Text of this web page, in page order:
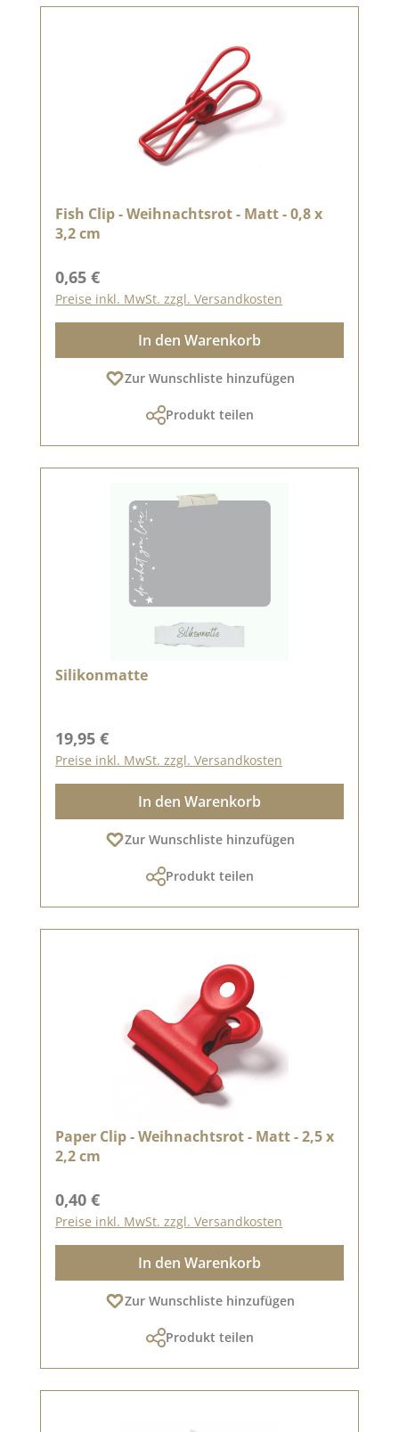
Fish Clip - Weihnachtsrot - Matt - 0,8 x
3,2 cm
Regulärer Preis:
0,65 €
Preise inkl. MwSt. zzgl. Versandkosten
In den Warenkorb
Zur Wunschliste hinzufügen
Produkt teilen
Silikonmatte
Regulärer Preis:
19,95 €
Preise inkl. MwSt. zzgl. Versandkosten
In den Warenkorb
Zur Wunschliste hinzufügen
Produkt teilen
Paper Clip - Weihnachtsrot - Matt - 2,5 x
2,2 cm
Regulärer Preis:
0,40 €
Preise inkl. MwSt. zzgl. Versandkosten
In den Warenkorb
Zur Wunschliste hinzufügen
Produkt teilen